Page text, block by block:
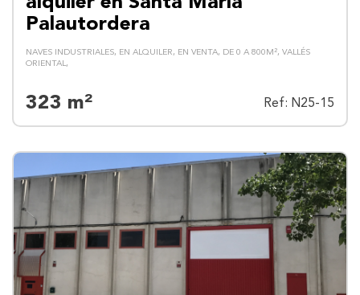
Palautordera
NAVES INDUSTRIALES EN ALQUILER EN VENTA DE 0 A 800M² VALLÉS
ORIENTAL
323 m² Ref: N25-15